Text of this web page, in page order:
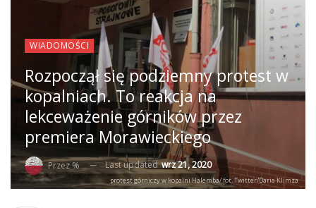
WIADOMOŚCI
Rozpoczął się podziemny protest w
kopalniach. To reakcja na
lekceważenie górników przez
premiera Morawieckiego
Przez % Last updatedwrz 21, 2020
protest górniczy w kopalni Halemba/ fot. Twitter/Daria Klimza